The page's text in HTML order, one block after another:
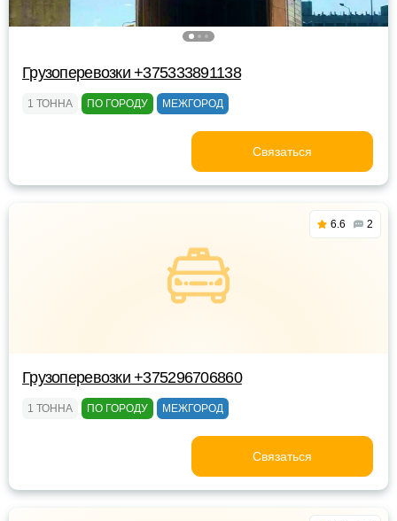
Грузоперевозки +375333891138
1 ТОННА ПО ГОРОДУ МЕЖГОРОД
Связаться
6.6 2
Грузоперевозки +375296706860
1 ТОННА ПО ГОРОДУ МЕЖГОРОД
Связаться